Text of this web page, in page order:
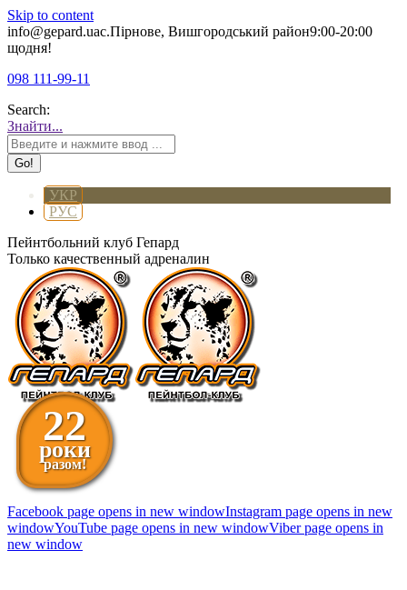
Skip to content
info@gepard.uaс.Пірнове, Вишгородський район9:00-20:00
щодня!
098 111-99-11
Search:
Знайти...
УКР
РУС
Пейнтбольний клуб Гепард
Только качественный адреналин
22
роки
разом!
Facebook page opens in new windowInstagram page opens in new
windowYouTube page opens in new windowViber page opens in
new window